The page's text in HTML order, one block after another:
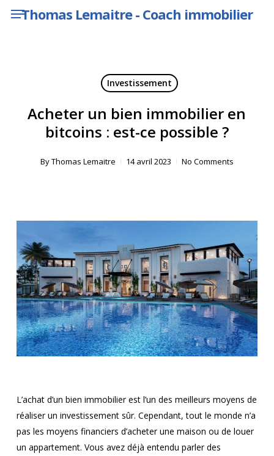
Skip Thomas Lemaitre - Coach immobilier
Menu
Investissement
Acheter un bien immobilier en
bitcoins : est-ce possible ?
ByThomas Lemaitre 14 avril 2023 No Comments
L’achat d’un bien immobilier est l’un des meilleurs moyens de
réaliser un investissement sûr. Cependant, tout le monde n’a
pas les moyens financiers d’acheter une maison ou de louer
un appartement. Vous avez déjà entendu parler des